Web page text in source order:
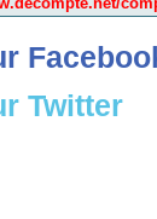
Twitter